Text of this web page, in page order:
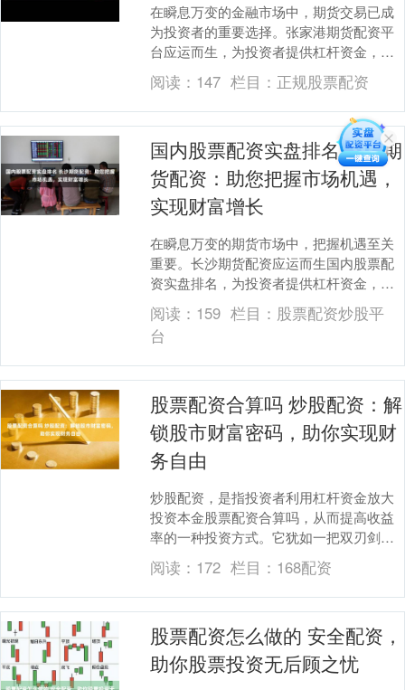
在瞬息万变的金融市场中，期货交易已成
为投资者的重要选择。张家港期货配资平
台应运而生，为投资者提供杠杆资金，助
力其放大投资收益。 专业网上配资平台采
用先进的风控系....
阅读： 147 栏目： 正规股票配资
国内股票配资实盘排名 长沙期
货配资：助您把握市场机遇，
实现财富增长
在瞬息万变的期货市场中，把握机遇至关
重要。长沙期货配资应运而生国内股票配
资实盘排名，为投资者提供杠杆资金，放
大收益空间，助其实现财富增长。 免费配
资的优势在于投....
阅读： 159 栏目： 股票配资炒股平
台
股票配资合算吗 炒股配资：解
锁股市财富密码，助你实现财
务自由
炒股配资，是指投资者利用杠杆资金放大
投资本金股票配资合算吗，从而提高收益
率的一种投资方式。它犹如一把双刃剑，
既能带来丰厚的回报，也暗藏着巨大的风
险。 * **监....
阅读： 172 栏目： 168配资
股票配资怎么做的 安全配资，
助你股票投资无后顾之忧